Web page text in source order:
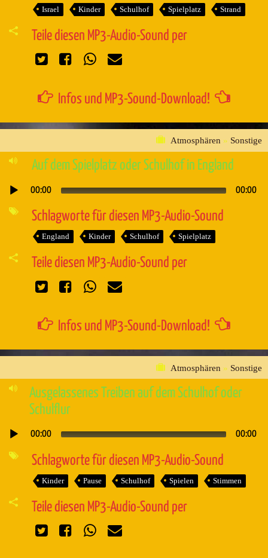
Israel Kinder Schulhof Spielplatz Strand
Teile diesen MP3-Audio-Sound per
Infos und MP3-Sound-Download!
Atmosphären » Sonstige
Auf dem Spielplatz oder Schulhof in England
Audio-
00:00 00:00
Schlagworte für diesen MP3-Audio-Sound
England Kinder Schulhof Spielplatz
Teile diesen MP3-Audio-Sound per
Infos und MP3-Sound-Download!
Atmosphären » Sonstige
Ausgelassenes Treiben auf dem Schulhof oder
Schulflur
Audio-
00:00 00:00
Schlagworte für diesen MP3-Audio-Sound
Kinder Pause Schulhof Spielen Stimmen
Teile diesen MP3-Audio-Sound per